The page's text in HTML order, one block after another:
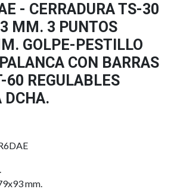
- CERRADURA TS-30
MM. 3 PUNTOS
GOLPE-PESTILLO
CON BARRAS
60 REGULABLES
DCHA.
mm.